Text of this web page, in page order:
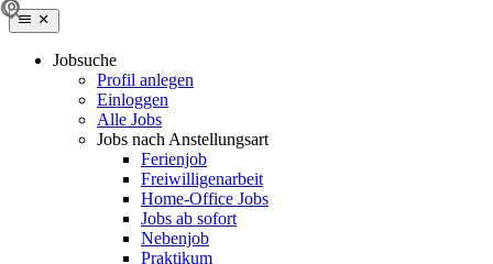
Jobsuche
Profil anlegen
Einloggen
Alle Jobs
Jobs nach Anstellungsart
Ferienjob
Freiwilligenarbeit
Home-Office Jobs
Jobs ab sofort
Nebenjob
Praktikum